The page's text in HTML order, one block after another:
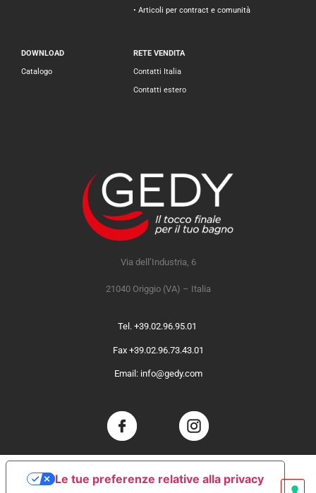
• Articoli per contract e comunità
DOWNLOAD
Catalogo
RETE VENDITA
Contatti Italia
Contatti estero
Via dell’Industria, 6
21040 Origgio (VA) – Italia
Tel. +39.02.96.95.01
Fax +39.02.96.73.43.01
Email: info@gedy.com
Le tue preferenze relative alla privacy